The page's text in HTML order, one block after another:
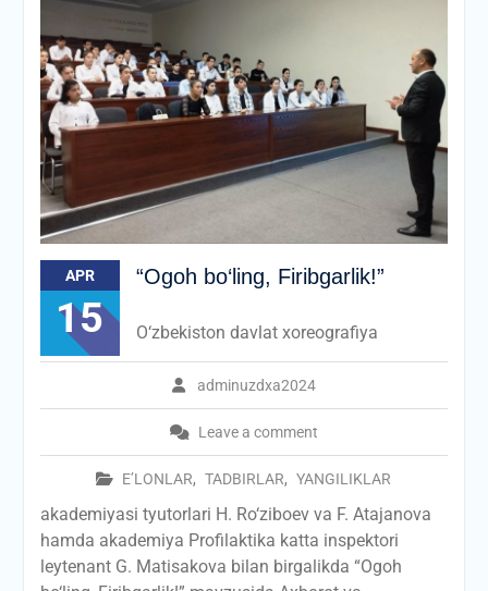
APR
15
“Ogoh bo‘ling, Firibgarlik!”
adminuzdxa2024
Leave a comment
E’LONLAR, TADBIRLAR, YANGILIKLAR
O‘zbekiston davlat xoreografiya
akademiyasi tyutorlari H. Ro‘ziboev va F. Atajanova
hamda akademiya Profilaktika katta inspektori
leytenant G. Matisakova bilan birgalikda “Ogoh